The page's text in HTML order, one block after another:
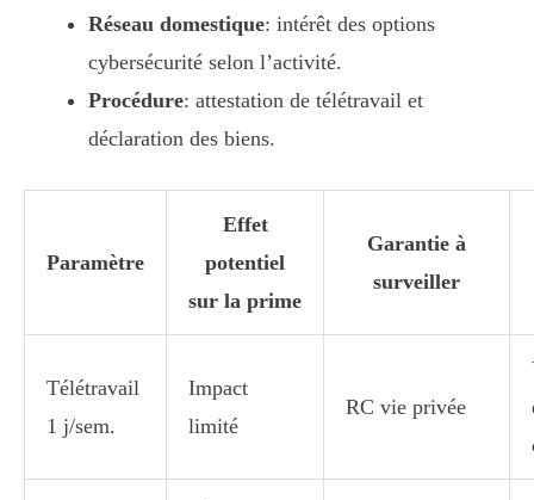
Réseau domestique: intérêt des options
cybersécurité selon l’activité.
Procédure: attestation de télétravail et
déclaration des biens.
Paramètre
Effet
potentiel
sur la prime
Garantie à
surveiller
Télétravail
1 j/sem.
Impact
limité
RC vie privée